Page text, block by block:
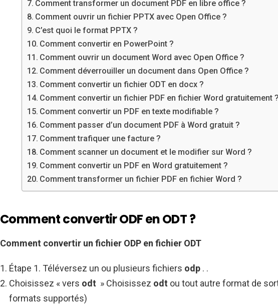
Comment transformer un document PDF en libre office ?
Comment ouvrir un fichier PPTX avec Open Office ?
C’est quoi le format PPTX ?
Comment convertir en PowerPoint ?
Comment ouvrir un document Word avec Open Office ?
Comment déverrouiller un document dans Open Office ?
Comment convertir un fichier ODT en docx ?
Comment convertir un fichier PDF en fichier Word gratuitement
Comment convertir un PDF en texte modifiable ?
Comment passer d’un document PDF à Word gratuit ?
Comment trafiquer une facture ?
Comment scanner un document et le modifier sur Word ?
Comment convertir un PDF en Word gratuitement ?
Comment transformer un fichier PDF en fichier Word ?
Comment convertir ODF en ODT ?
Comment convertir un fichier ODP en fichier ODT
Étape 1. Téléversez un ou plusieurs fichiers odp . .
Choisissez « vers odt » Choisissez odt ou tout autre format de
formats supportés)